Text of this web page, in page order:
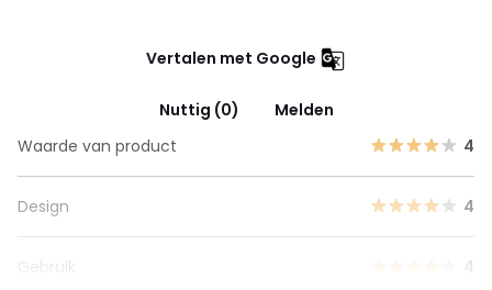
Vertalen met Google
Nuttig (0)
Melden
Waarde van product
4
Design 4
Gebruik 4